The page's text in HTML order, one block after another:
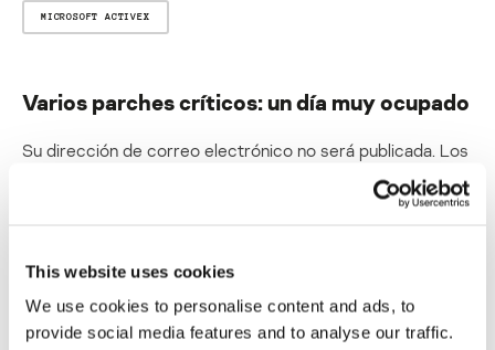
This website uses cookies
We use cookies to personalise content and ads, to
provide social media features and to analyse our traffic.
MICROSOFT ACTIVEX
Varios parches críticos: un día muy ocupado
Su dirección de correo electrónico no será publicada. Los
Nombre* Correo electrónico*